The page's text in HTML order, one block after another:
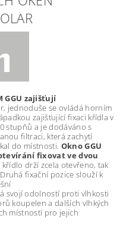
GGU zajišťují
jednoduše se ovládá horním
zajišťující fixaci křídla v
stupňů a je dodáváno s
filtraci, která zachytí
do místnosti. Okno GGU
fixovat ve dvou
drží zcela otevřeno, tak
fixační pozice slouží k
svojí odolností proti vlhkosti
koupelen a dalších vlhkých
místností pro jejich